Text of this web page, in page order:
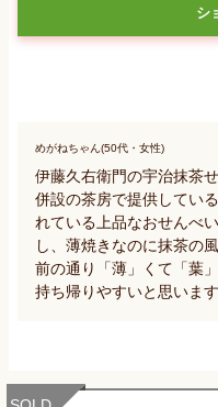
シ
めがねちゃん(50代・女性)
伊藤久右衛門の宇治抹茶
併設の茶房で提供してい
れている上品なおせんべ
し、薄焼きなのに抹茶の
前の通り「薄」くて「葉
持ち帰りやすいと思います